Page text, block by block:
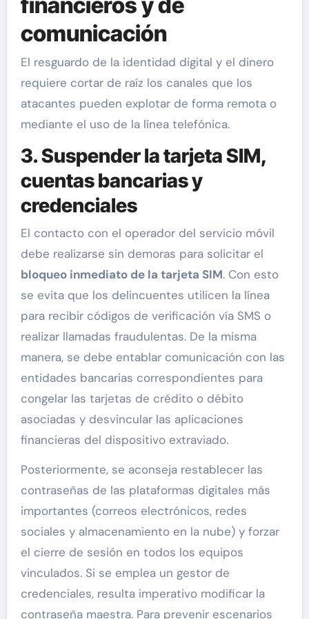
comunicación
El resguardo de la identidad digital y el dinero
requiere cortar de raíz los canales que los
atacantes pueden explotar de forma remota o
mediante el uso de la línea telefónica.
3. Suspender la tarjeta SIM,
cuentas bancarias y
credenciales
El contacto con el operador del servicio móvil
debe realizarse sin demoras para solicitar el
bloqueo inmediato de la tarjeta SIM. Con esto
se evita que los delincuentes utilicen la línea
para recibir códigos de verificación vía SMS o
realizar llamadas fraudulentas. De la misma
manera, se debe entablar comunicación con las
entidades bancarias correspondientes para
congelar las tarjetas de crédito o débito
asociadas y desvincular las aplicaciones
financieras del dispositivo extraviado.
Posteriormente, se aconseja restablecer las
contraseñas de las plataformas digitales más
importantes (correos electrónicos, redes
sociales y almacenamiento en la nube) y forzar
el cierre de sesión en todos los equipos
vinculados. Si se emplea un gestor de
credenciales, resulta imperativo modificar la
contraseña maestra. Para prevenir escenarios